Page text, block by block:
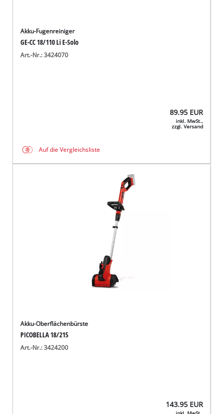
Akku-Fugenreiniger
GE-CC 18/110 Li E-Solo
Art.-Nr.: 3424070
89.95 EUR
inkl. MwSt.,
zzgl. Versand
Auf die Vergleichsliste
Akku-Oberflächenbürste
PICOBELLA 18/215
Art.-Nr.: 3424200
143.95 EUR